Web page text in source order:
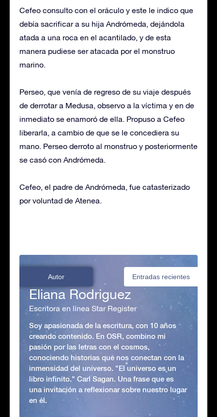
Cefeo consulto con el oráculo y este le indico que
debía sacrificar a su hija Andrómeda, dejándola
atada a una roca en el acantilado, y de esta
manera pudiese ser atacada por el monstruo
marino.
Perseo, que venía de regreso de su viaje después
de derrotar a Medusa, observo a la víctima y en de
inmediato se enamoró de ella. Propuso a Cefeo
liberarla, a cambio de que se le concediera su
mano. Perseo derroto al monstruo y posteriormente
se casó con Andrómeda.
Cefeo, el padre de Andrómeda, fue catasterizado
por voluntad de Atenea.
Autor Entradas recientes
Eliana Rodriguez
Escritora en línea Star Register
Soy apasionada de la escritura, con 10 años
creando contenido. En OSR, combino mi
pasión por las letras con el cosmos,
conociendo historias que nos conectan con la
inmensidad del universo. "El universo es un
libro infinito." Carl Sagan. Una frase que es
una invitación a reflexionar sobre nuestro lugar
en él.